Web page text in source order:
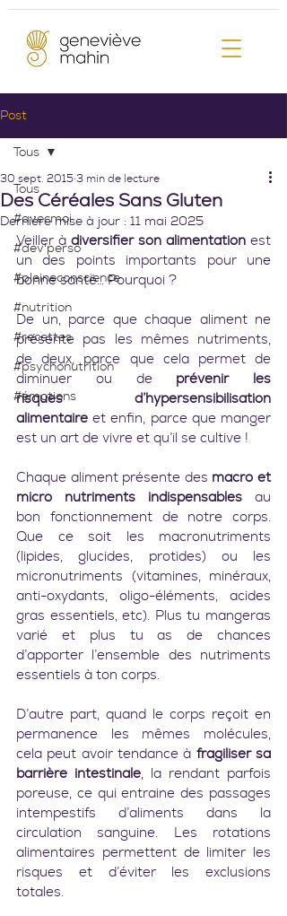
Post
Tous
#avecmoi
#dev'perso
#pleineconscience
#nutrition
#recettes
#psychonutrition
#émotions
Tous
Des Céréales Sans Gluten
30 sept. 2015 3 min de lecture
Dernière mise à jour : 11 mai 2025
Veiller à diversifier son alimentation est
un des points importants pour une
bonne santé… Pourquoi ?
De un, parce que chaque aliment ne
présente pas les mêmes nutriments,
de deux, parce que cela permet de
diminuer ou de prévenir les
risques d’hypersensibilisation
alimentaire et enfin, parce que manger
est un art de vivre et qu’il se cultive !
Chaque aliment présente des macro et
micro nutriments indispensables au
bon fonctionnement de notre corps.
Que ce soit les macronutriments
(lipides, glucides, protides) ou les
micronutriments (vitamines, minéraux,
anti-oxydants, oligo-éléments, acides
gras essentiels, etc). Plus tu mangeras
varié et plus tu as de chances
d’apporter l’ensemble des nutriments
essentiels à ton corps.
D’autre part, quand le corps reçoit en
permanence les mêmes molécules,
cela peut avoir tendance à fragiliser sa
barrière intestinale, la rendant parfois
poreuse, ce qui entraine des passages
intempestifs d’aliments dans la
circulation sanguine. Les rotations
alimentaires permettent de limiter les
risques et d’éviter les exclusions
totales.